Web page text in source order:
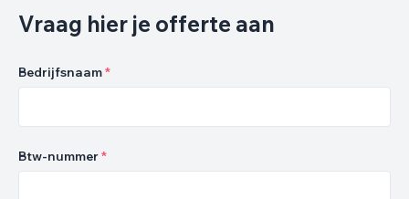
Vraag hier je offerte aan
Bedrijfsnaam*
Btw-nummer*